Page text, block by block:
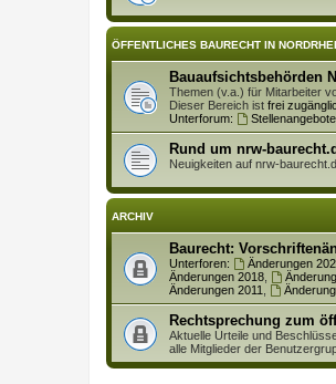
ÖFFENTLICHES BAURECHT IN
Bauaufsichtsbehörden
Themen (v.a.) für Mitarbeiter
Dieser Bereich ist frei
Unterforum:
Stellenangebote
Rund um nrw-
Neuigkeiten auf nrw-
ARCHIV
Baurecht:
Unterforen: Änderungen
Änderungen 2018
Änderungen 2011
Rechtsprechung zum
Aktuelle Urteile und
alle Mitglieder der